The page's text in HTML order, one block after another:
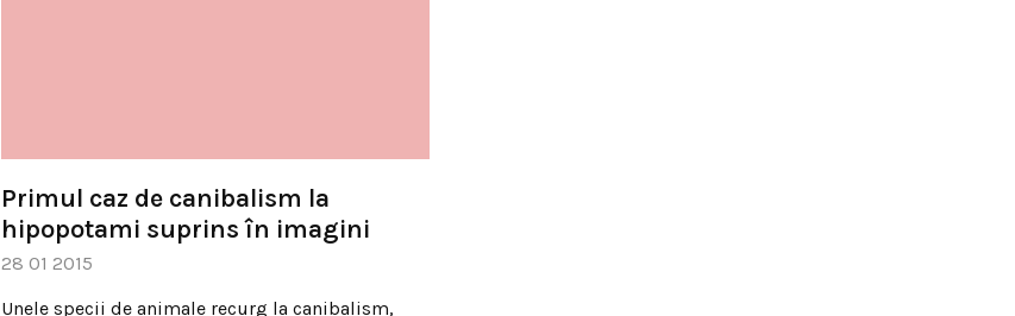
Primul caz de canibalism la
hipopotami suprins în imagini
28 01 2015
Unele specii de animale recurg la canibalism,